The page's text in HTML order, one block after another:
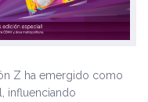
Z ha emergido como
influenciando